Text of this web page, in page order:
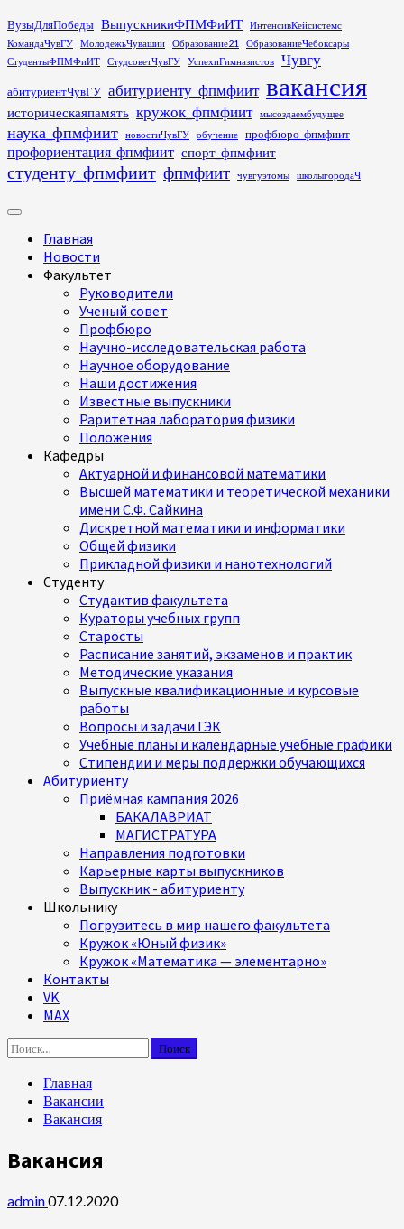
Перейти
к
содержимому
ВузыДляПобеды ВыпускникиФПМФиИТ
ИнтенсивКейсистемс
КомандаЧувГУ
МолодежьЧувашии Образование21
ОбразованиеЧебоксары
СтудентыФПМФиИТ
СтудсоветЧувГУ УспехиГимназистов Чувгу
абитуриентЧувГУ абитуриенту_фпмфиит вакансия
историческаяпамять кружок_фпмфиит мысоздаембудущее
наука_фпмфиит новостиЧувГУ обучение профбюро_фпмфиит
профориентация_фпмфиит спорт_фпмфиит
студенту_фпмфиит фпмфиит чувгуэтомы школыгородаЧ
Основное
Главная
Новости
Факультет
Руководители
Ученый совет
Профбюро
Научно-исследовательская работа
Научное оборудование
Наши достижения
Известные выпускники
Раритетная лаборатория физики
Положения
Кафедры
Актуарной и финансовой математики
Высшей математики и теоретической механики
имени С.Ф. Сайкина
Дискретной математики и информатики
Общей физики
Прикладной физики и нанотехнологий
Студенту
Студактив факультета
Кураторы учебных групп
Старосты
Расписание занятий, экзаменов и практик
Методические указания
Выпускные квалификационные и курсовые
работы
Вопросы и задачи ГЭК
Учебные планы и календарные учебные графики
Стипендии и меры поддержки обучающихся
Абитуриенту
Приёмная кампания 2026
БАКАЛАВРИАТ
МАГИСТРАТУРА
Направления подготовки
Карьерные карты выпускников
Выпускник - абитуриенту
Школьнику
Погрузитесь в мир нашего факультета
Кружок «Юный физик»
Кружок «Математика — элементарно»
Контакты
VK
MAX
Найти:
Главная
Вакансии
Вакансия
Вакансия
admin07.12.2020